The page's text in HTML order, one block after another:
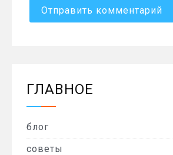
ГЛАВНОЕ
блог
советы